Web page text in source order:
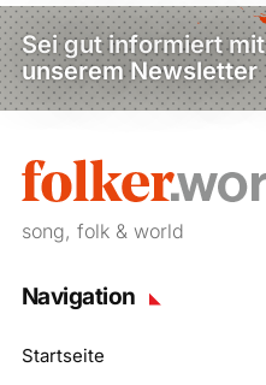
Sei gut informiert mit
unserem Newsletter
song, folk & world
Navigation
Startseite